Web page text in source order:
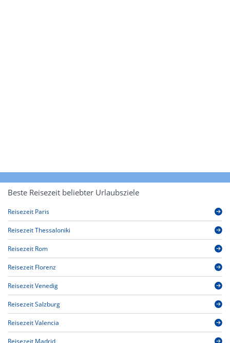
Beste Reisezeit beliebter Urlaubsziele
Reisezeit Paris
Reisezeit Thessaloniki
Reisezeit Rom
Reisezeit Florenz
Reisezeit Venedig
Reisezeit Salzburg
Reisezeit Valencia